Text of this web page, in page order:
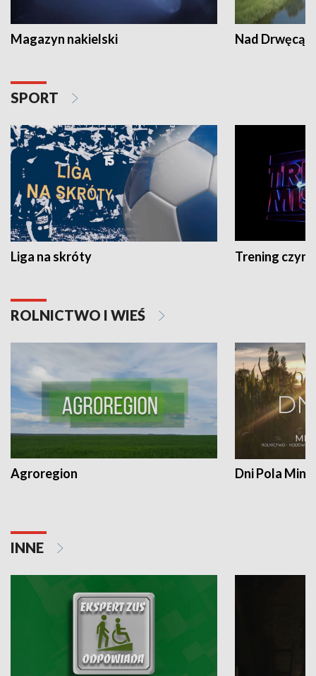
Magazyn nakielski Nad Drwęcą
SPORT
Liga na skróty Trening czyni
ROLNICTWO I WIEŚ
Agroregion Dni Pola
INNE